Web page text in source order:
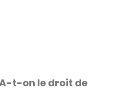
A-t-on le droit de